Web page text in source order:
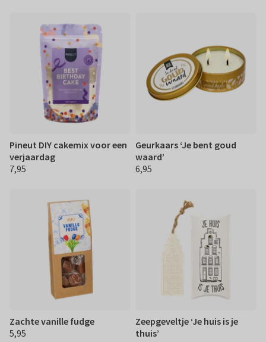
Pineut DIY cakemix voor een
verjaardag
€ 7,95
7,95
Geurkaars ‘Je bent goud
waard’
€ 6,95
6,95
Zachte vanille fudge
€ 5,95
5,95
Zeepgeveltje ‘Je huis is je
thuis’